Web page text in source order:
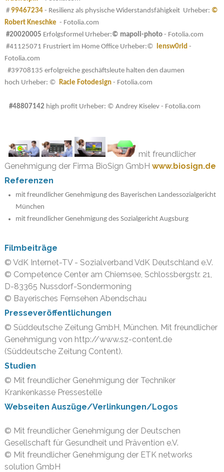
# 99467234- Resilienz als physische Widerstandsfähigkeit Urheber: ©
Robert Kneschke - Fotolia.com
#20020005 Erfolgsformel Urheber:© mapoli-photo - Fotolia.com
#41125071 Frustriert im Home Office Urheber:© lensw0rld -
Fotolia.com
#39708135 erfolgreiche geschäftsleute halten den daumen
hoch Urheber: © Racle Fotodesign - Fotolia.com
#48807142 high profit Urheber: © Andrey Kiselev - Fotolia.com
mit freundlicher
Genehmigung der Firma BioSign GmbH www.biosign.de
Referenzen
mit freundlicher Genehmigung des Bayerischen Landessozialgericht
München
mit freundlicher Genehmigung des Sozialgericht Augsburg
Filmbeiträge
© VdK Internet-TV - Sozialverband VdK Deutschland e.V.
© Competence Center am Chiemsee, Schlossbergstr. 21,
D-83365 Nussdorf-Sondermoning
© Bayerisches Fernsehen Abendschau
Presseveröffentlichungen
© Süddeutsche Zeitung GmbH, München. Mit freundlicher
Genehmigung von http://www.sz-content.de
(Süddeutsche Zeitung Content).
Studien
© Mit freundlicher Genehmigung der Techniker
Krankenkasse Pressestelle
Webseiten Auszüge/Verlinkungen/Logos
© Mit freundlicher Genehmigung der Deutschen
Gesellschaft für Gesundheit und Prävention e.V.
© Mit freundlicher Genehmigung der ETK networks
solution GmbH